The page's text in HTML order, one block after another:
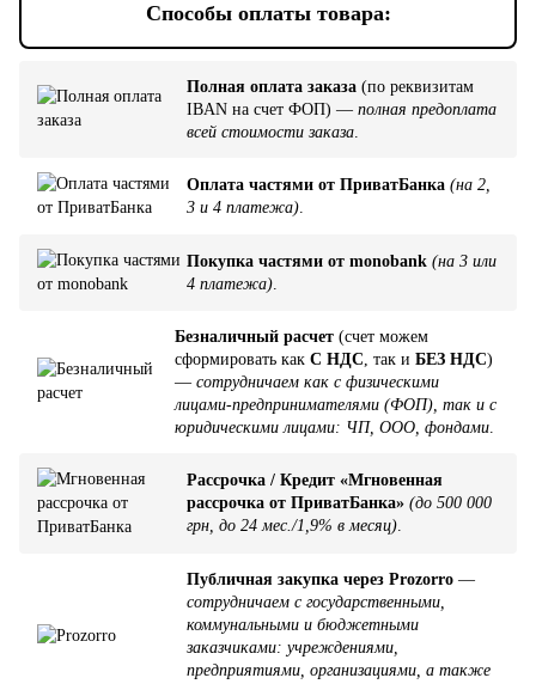
Способы оплаты товара:
Полная оплата заказа (по реквизитам
IBAN на счет ФОП) — полная предоплата
всей стоимости заказа
Оплата частями от ПриватБанка (на 2,
3 и 4 платежа)
Покупка частями от monobank (на 3 или
4 платежа)
Безналичный расчет (счет можем
сформировать как С НДС , так и БЕЗ НДС)
— сотрудничаем как с физическими
лицами-предпринимателями (ФОП), так и с
юридическими лицами: ЧП, ООО, фондами
Рассрочка / Кредит «Мгновенная
рассрочка от ПриватБанка» (до 500 000
грн, до 24 мес./1,9% в месяц).
Публичная закупка через Prozorro —
сотрудничаем с государственными,
коммунальными и бюджетными
заказчиками: учреждениями,
предприятиями, организациями, а также